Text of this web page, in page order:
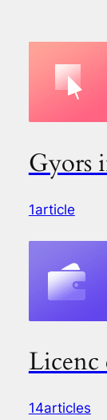
Gyors
1article
Licenc
14articles